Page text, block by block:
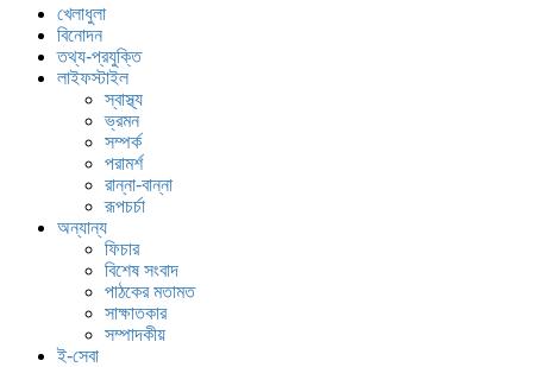
খেলাধুলা
বিনোদন
তথ্য-প্রযুক্তি
লাইফস্টাইল
স্বাস্থ্য
ভ্রমন
সম্পর্ক
পরামর্শ
রান্না-বান্না
রূপচর্চা
অন্যান্য
ফিচার
বিশেষ সংবাদ
পাঠকের মতামত
সাক্ষাতকার
সম্পাদকীয়
ই-সেবা